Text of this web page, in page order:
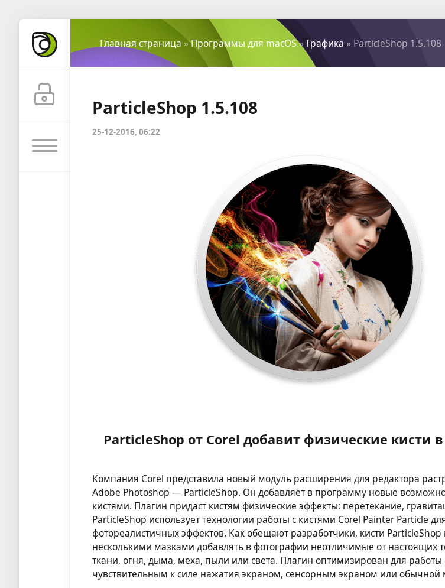
Главная страница »Программы для macOS» Графика » ParticleShop 1.5.108
ParticleShop 1.5.108
25-12-2016, 06:22
ParticleShop от Corel добавит физические кисти
Компания Corel представила новый модуль расширения для редактора
Adobe Photoshop — ParticleShop. Он добавляет в программу новые
кистями. Плагин придаст кистям физические эффекты: перетекание,
ParticleShop использует технологии работы с кистями Corel Painter Particle
фотореалистичных эффектов. Как обещают разработчики, кисти
несколькими мазками добавлять в фотографии неотличимые от настоящих
ткани, огня, дыма, меха, пыли или света. Плагин оптимизирован для работы
чувствительным к силе нажатия экраном, сенсорным экраном или